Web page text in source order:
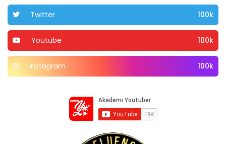
Twitter 100k
Youtube 100k
Instagram 100k